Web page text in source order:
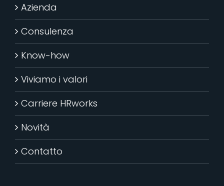
Azienda
Consulenza
Know-how
Viviamo i valori
Carriere HRworks
Novità
Contatto